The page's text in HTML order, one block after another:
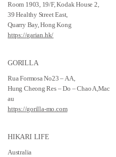
Room 1903, 19/F, Kodak House 2,
39 Healthy Street East,
Quarry Bay, Hong Kong
https://garian.hk/
GORILLA
Rua Formosa No23 – AA,
Hung Cheong Res – Do – Chao A,Mac
au
https://gorilla-mo.com
HIKARI LIFE
Australia